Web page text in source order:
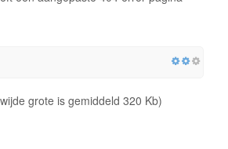
grote is gemiddeld 320 Kb)